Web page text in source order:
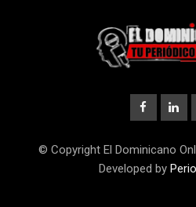
© Copyright El Dominicano
Developed by